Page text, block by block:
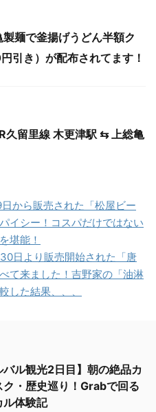
製麺で釜揚げうどん半額ク
引き）が配布されてます！
久留里線 木更津駅 ⇆ 上総亀
から販売された「松屋ビー
イシー！コスパだけではない
堪能！
日より販売開始された「唐
て来ました！吉野家の「油淋
した結果、、、
バル観光2日目】朝の絶品カ
ク・歴史巡り！Grabで回る
ル体験記